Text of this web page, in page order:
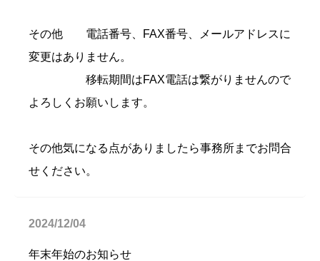
その他 電話番号、FAX番号、メールアドレスに
変更はありません。
移転期間はFAX電話は繋がりませんので
よろしくお願いします。
その他気になる点がありましたら事務所までお問合
せください。
2024/12/04
年末年始のお知らせ